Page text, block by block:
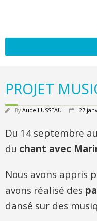
PROJET
ByAude LUSSEAU 27
Du 14 septembre
du chant avec
Nous avons appris
avons réalisé des
dansé sur des